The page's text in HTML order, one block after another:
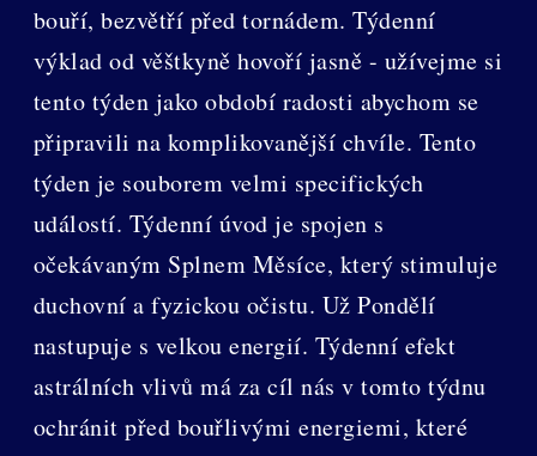
bouří, bezvětří před tornádem. Týdenní
výklad od věštkyně hovoří jasně - užívejme si
tento týden jako období radosti abychom se
připravili na komplikovanější chvíle. Tento
týden je souborem velmi specifických
událostí. Týdenní úvod je spojen s
očekávaným Splnem Měsíce, který stimuluje
duchovní a fyzickou očistu. Už Pondělí
nastupuje s velkou energií. Týdenní efekt
astrálních vlivů má za cíl nás v tomto týdnu
ochránit před bouřlivými energiemi, které